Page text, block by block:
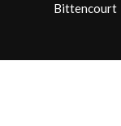
Bittencourt